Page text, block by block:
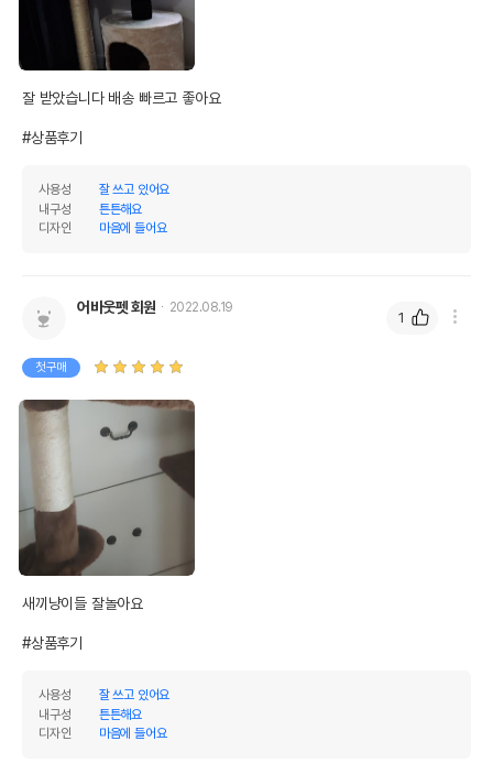
잘 받았습니다 배송 빠르고 좋아요
#상품후기
사용성
잘 쓰고 있어요
내구성
튼튼해요
디자인
마음에 들어요
어바웃펫 회원 2022.08.19
첫구매
새끼냥이들 잘놀아요
#상품후기
사용성
잘 쓰고 있어요
내구성
튼튼해요
디자인
마음에 들어요
1